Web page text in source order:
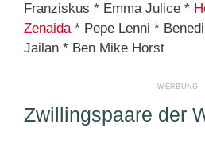
Franziskus * Emma Julice *
Zenaida* Pepe Lenni *
Jailan * Ben Mike Horst
Zwillingspaare der